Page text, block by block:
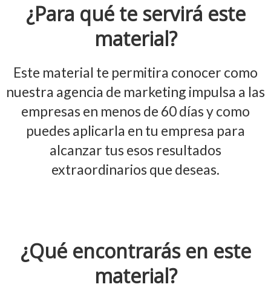
¿Para qué te servirá este
material?
Este material te permitira conocer como
nuestra agencia de marketing impulsa a las
empresas en menos de 60 días y como
puedes aplicarla en tu empresa para
alcanzar tus esos resultados
extraordinarios que deseas.
¿Qué encontrarás en este
material?